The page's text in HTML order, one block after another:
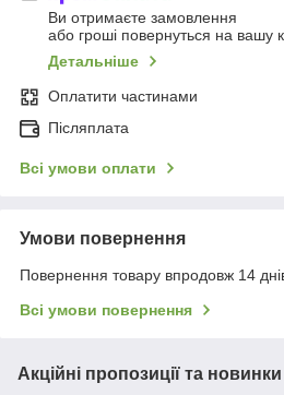
Ви отримаєте замовлення
або гроші повернуться на вашу
Детальніше
Оплатити частинами
Післяплата
Всі умови оплати
Умови повернення
Повернення товару впродовж 14
Всі умови повернення
Акційні пропозиції та новинки